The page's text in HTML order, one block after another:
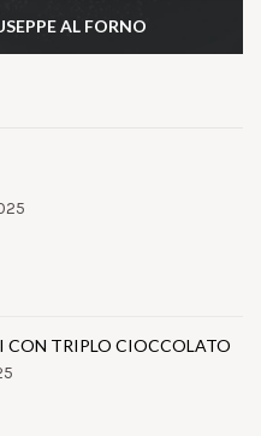
AL FORNO
TRIPLO CIOCCOLATO